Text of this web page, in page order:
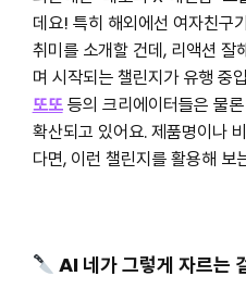
데요! 특히 해외에선 여자친구
취미를 소개할 건데, 리액션
며 시작되는 챌린지가 유행 중
또또등의 크리에이터들은 물론
확산되고 있어요. 제품명이나
다면, 이런 챌린지를 활용해 보
AI 네가 그렇게 자르는